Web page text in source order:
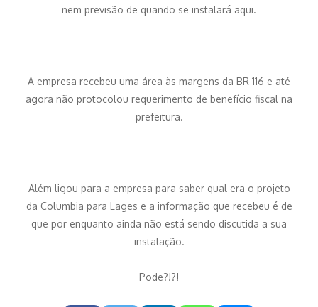
nem previsão de quando se instalará aqui.
A empresa recebeu uma área às margens da BR 116 e até
agora não protocolou requerimento de benefício fiscal na
prefeitura.
Além ligou para a empresa para saber qual era o projeto
da Columbia para Lages e a informação que recebeu é de
que por enquanto ainda não está sendo discutida a sua
instalação.
Pode?!?!